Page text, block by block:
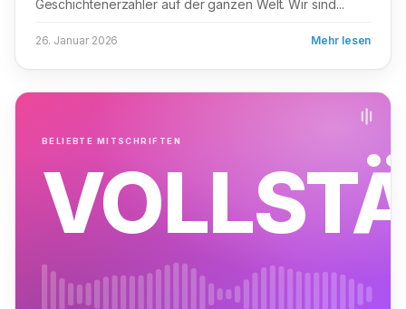
Geschichtenerzähler auf der ganzen Welt. Wir sind...
26. Januar 2026 Mehr lesen
BELIEBTE MITSCHRIFTEN